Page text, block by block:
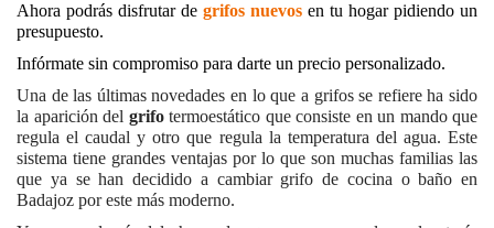
Ahora podrás disfrutar de grifos nuevos en tu hogar pidiendo un
presupuesto.
Infórmate sin compromiso para darte un precio personalizado.
Una de las últimas novedades en lo que a grifos se refiere ha sido
la aparición del grifotermoestático que consiste en un mando que
regula el caudal y otro que regula la temperatura del agua. Este
sistema tiene grandes ventajas por lo que son muchas familias las
que ya se han decidido a cambiar grifo de cocina o baño en
Badajoz por este más moderno.